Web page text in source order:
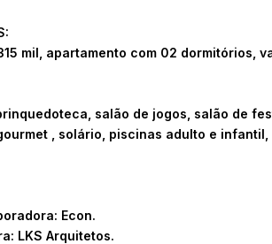
mil, apartamento com 02 dormitórios,
salão de jogos, salão de
, solário, piscinas adulto e
Econ.
LKS Arquitetos.